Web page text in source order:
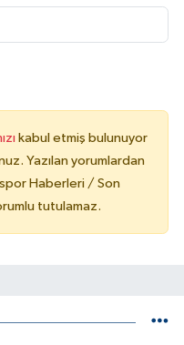
kabul etmiş bulunuyor
Yazılan yorumlardan
Haberleri / Son
tutulamaz.